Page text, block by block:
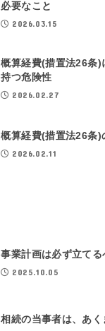
必要なこと
2026.03.15
概算経費(措置法26条)
持つ危険性
2026.02.27
概算経費(措置法26条)
2026.02.11
事業計画は必ず立てる
2025.10.05
相続の当事者は、あく